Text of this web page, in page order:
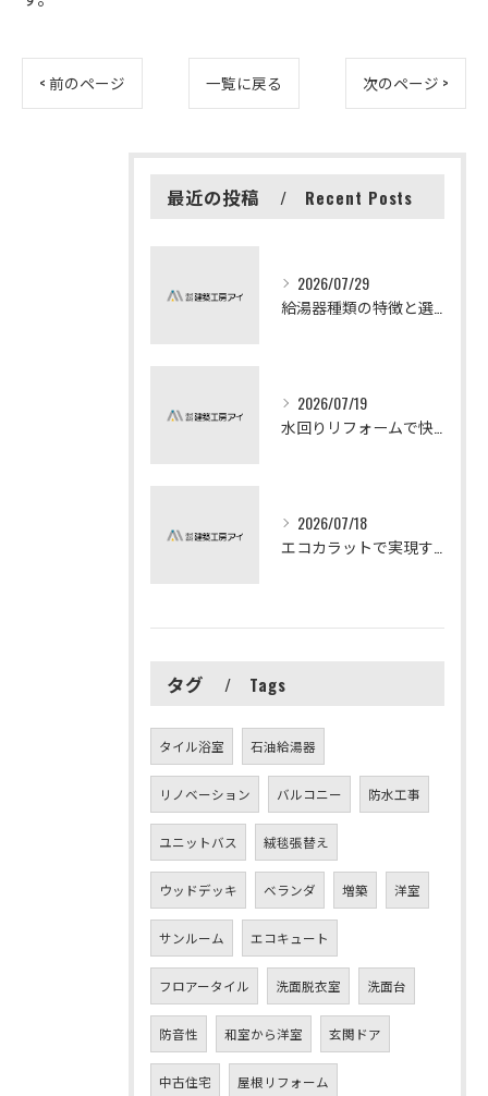
< 前のページ 一覧に戻る 次のページ >
最近の投稿 Recent Posts
2026/07/29
2026/07/19
2026/07/18
タグ Tags
タイル浴室 石油給湯器
リノベーション バルコニー 防水工事
ユニットバス 絨毯張替え
ウッドデッキ ベランダ 増築 洋室
サンルーム エコキュート
フロアータイル 洗面脱衣室 洗面台
防音性 和室から洋室 玄関ドア
中古住宅 屋根リフォーム